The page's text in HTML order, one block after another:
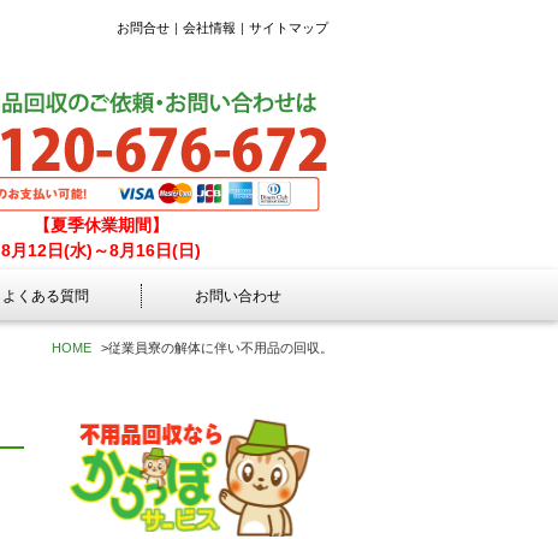
お問合せ 会社情報 サイトマップ
【夏季休業期間】
8月12日(水)～8月16日(日)
よくある質問 お問い合わせ
HOME >従業員寮の解体に伴い不用品の回収。